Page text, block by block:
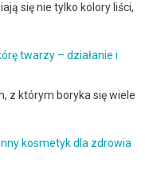
się nie tylko kolory liści,
twarzy – działanie i
z którym boryka się wiele
kosmetyk dla zdrowia